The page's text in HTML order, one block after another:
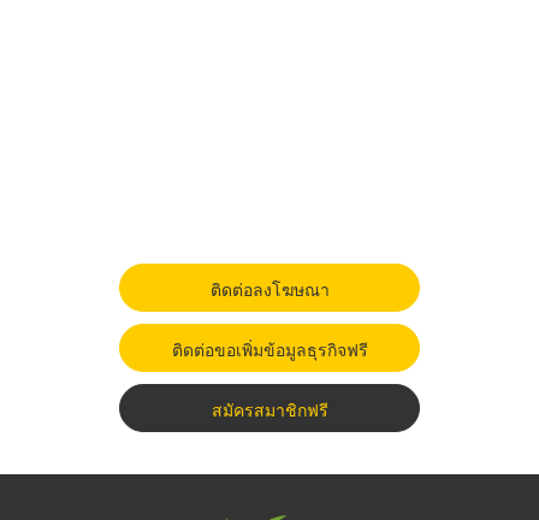
ติดต่อลงโฆษณา
ติดต่อขอเพิ่มข้อมูลธุรกิจฟรี
สมัครสมาชิกฟรี